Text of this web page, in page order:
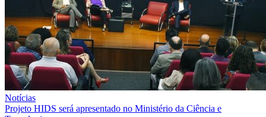
Notícias
Projeto HIDS será apresentado no Ministério da Ciência e